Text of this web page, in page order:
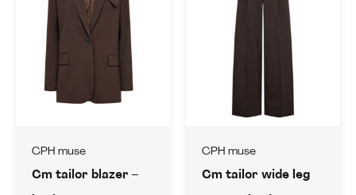
CPH muse
Cm tailor blazer –
CPH muse
Cm tailor wide leg